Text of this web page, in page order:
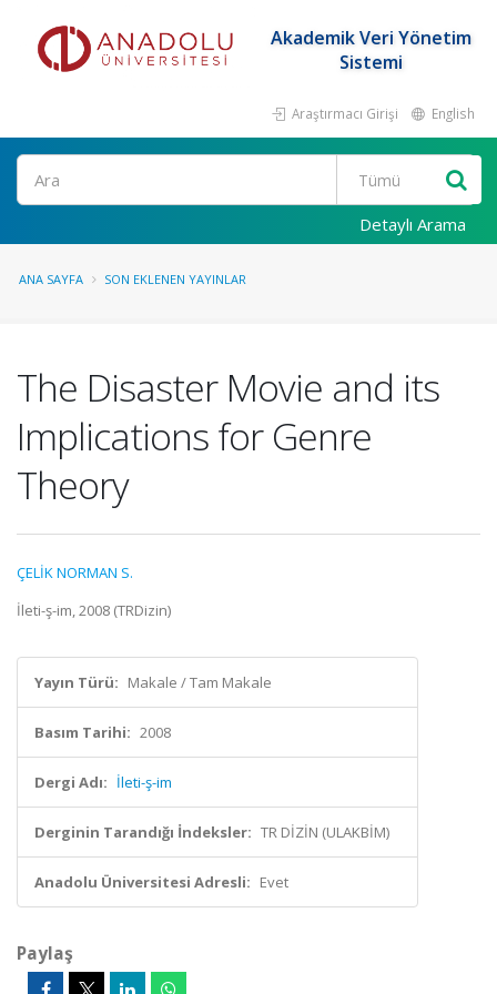
Akademik Veri Yönetim
Sistemi
Araştırmacı Girişi English
Ara
Detaylı Arama
ANA SAYFA SON EKLENEN YAYINLAR
The Disaster Movie and its
Implications for Genre
Theory
ÇELİK NORMAN S.
İleti-ş-im, 2008 (TRDizin)
Yayın Türü: Makale / Tam Makale
Basım Tarihi: 2008
Dergi Adı: İleti-ş-im
Derginin Tarandığı İndeksler: TR DİZİN (ULAKBİM)
Anadolu Üniversitesi Adresli: Evet
Paylaş